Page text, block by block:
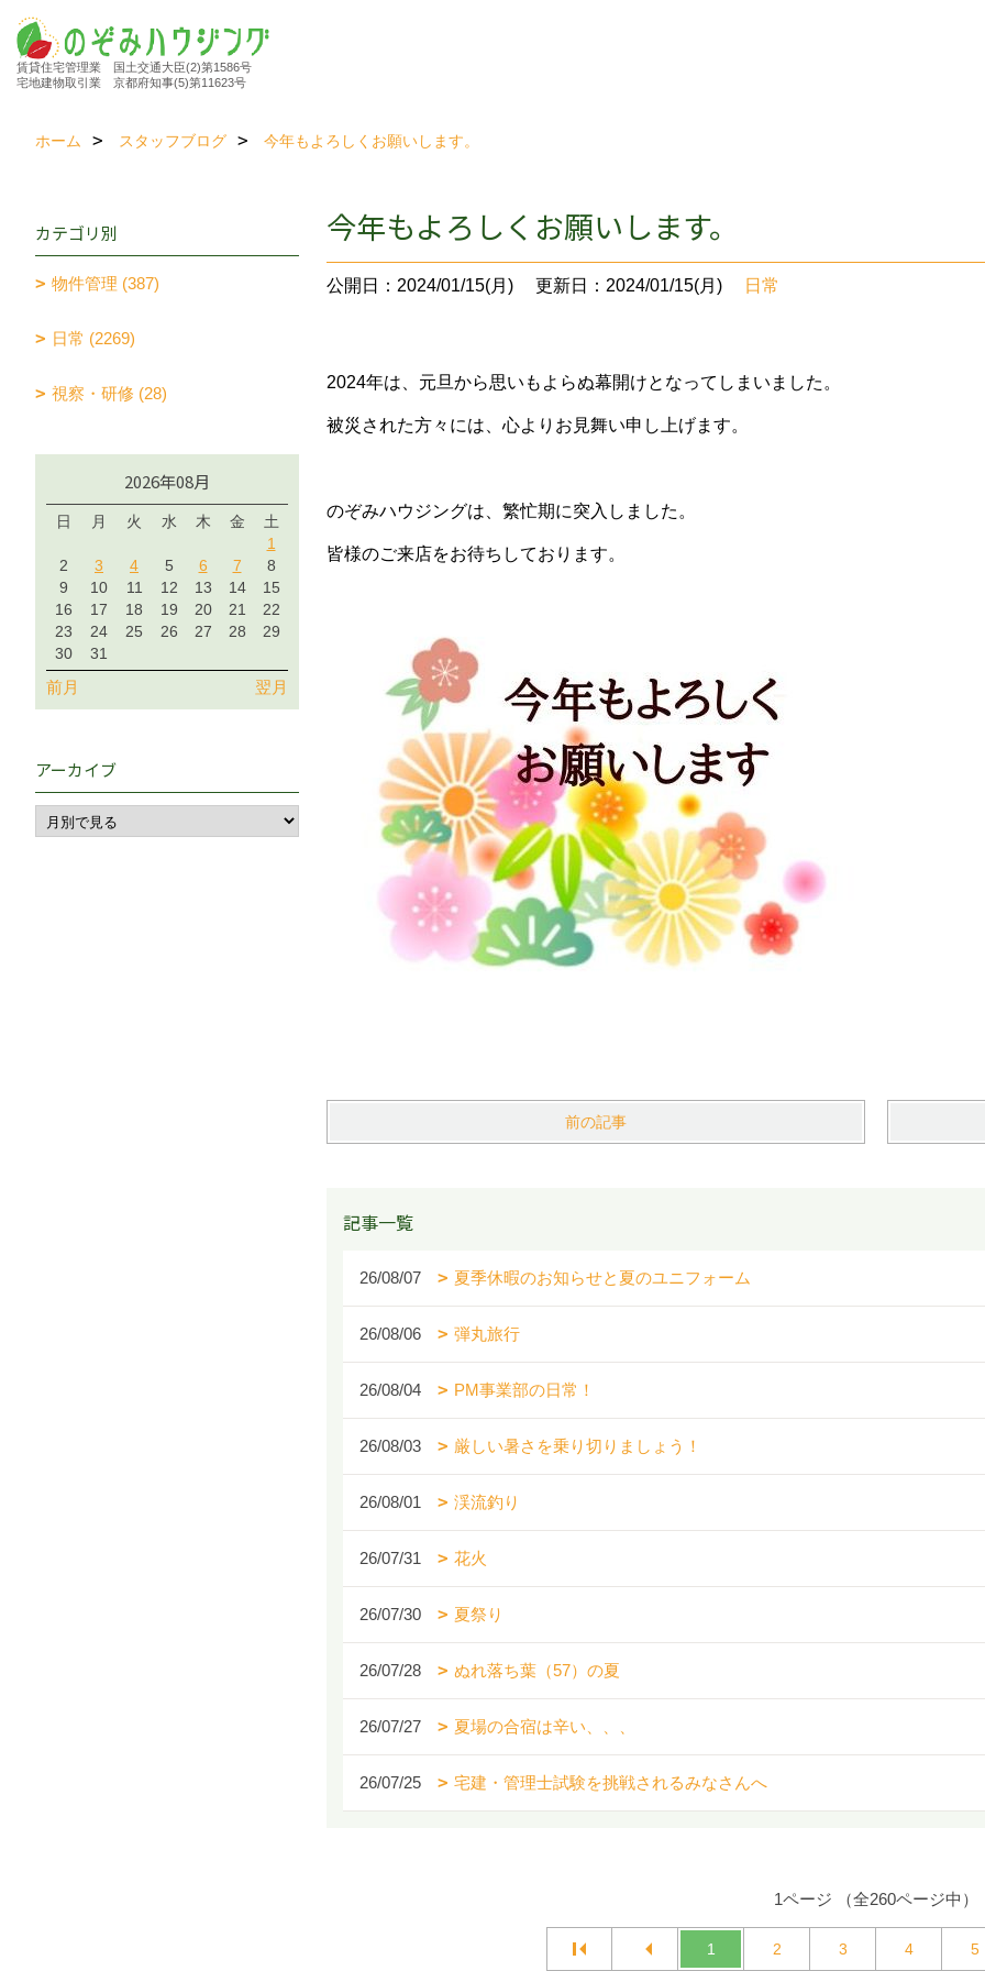
賃貸住宅管理業 国土交通大臣(2)第1586号
宅地建物取引業 京都府知事(5)第11623号
ホーム スタッフブログ 今年もよろしくお願いします。
今年もよろしくお願いします。
公開日：2024/01/15(月) 更新日：2024/01/15(月) 日常
2024年は、元旦から思いもよらぬ幕開けとなってしまいました。
被災された方々には、心よりお見舞い申し上げます。
のぞみハウジングは、繁忙期に突入しました。
皆様のご来店をお待ちしております。
前の記事
記事一覧
26/08/07 夏季休暇のお知らせと夏のユニフォーム
26/08/06 弾丸旅行
26/08/04 PM事業部の日常！
26/08/03 厳しい暑さを乗り切りましょう！
26/08/01 渓流釣り
26/07/31 花火
26/07/30 夏祭り
26/07/28 ぬれ落ち葉（57）の夏
26/07/27 夏場の合宿は辛い、、、
26/07/25 宅建・管理士試験を挑戦されるみなさんへ
1ページ （全260ページ中）
1 2 3 4 5
カテゴリ別
物件管理 (387)
日常 (2269)
視察・研修 (28)
2026年08月
日 月 火 水 木 金
土
1
2
3 4 5 6 7
8
9
10 11 12 13 14
15
16
17 18 19 20 21
22
23
24 25 26 27 28
29
30
31
前月 翌月
アーカイブ